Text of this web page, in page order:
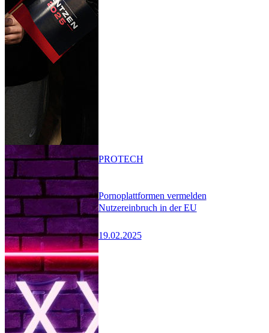
Pornoplattformen vermelden
Nutzereinbruch in der EU
19.02.2025
PROTECH